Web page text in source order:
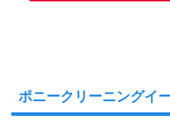
ポニークリーニングイ